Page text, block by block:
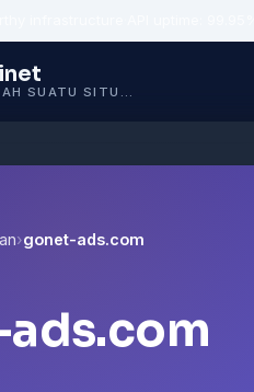
infrastructure
PERIKSA APAKAH SUATU SITUS AMAN
›gonet-ads.com